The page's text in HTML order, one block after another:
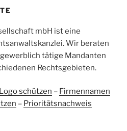
auf
werfen
mbH ist eine
Wir beraten
tätige Mandanten
Rechtsgebieten.
Logo schützen – Firmennamen
– Prioritätsnachweis